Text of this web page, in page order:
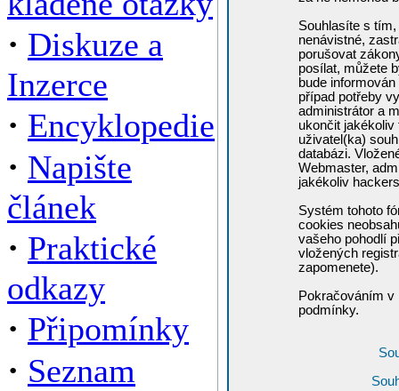
· Diskuze a
Inzerce
· Encyklopedie
· Napište
článek
· Praktické
odkazy
· Připomínky
· Seznam
Souhlasíte s
nenávistné,
porušovat
posílat, můžete
bude
případ potřeby
administrátor a
ukončit
uživatel(ka)
databázi.
Webmaster,
jakékoliv
Systém tohoto
cookies
vašeho pohodlí
vložených
zapomenete).
Pokračováním v
podmínky.